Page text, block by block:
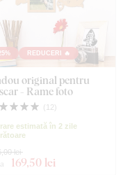
REDUCERI 🔥
original pentru
- Rame foto
( 12)
estimată în 2 zile
169,50 lei
lei